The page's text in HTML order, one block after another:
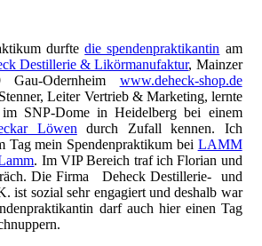
durftedie spendenpraktikantin am
Destillerie & Likörmanufaktur, Mainzer
Odernheim www.deheck-shop.de
Leiter Vertrieb & Marketing, lernte
SNP-Dome in Heidelberg bei einem
Löwen durch Zufall kennen. Ich
Tag mein Spendenpraktikum bei LAMM
. Im VIP Bereich traf ich Florian und
Die Firma Deheck Destillerie- und
ist sozial sehr engagiert und deshalb war
darf auch hier einen Tag